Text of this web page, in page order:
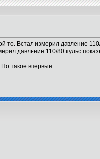
то. Встал измерил давление
давление 110/80 пульс
Но такое впервые.